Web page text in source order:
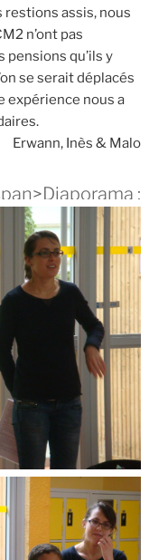
assis, nous
n’ont pas
pensions qu’ils y
se serait déplacés
expérience nous a
Erwann, Inès & Malo
: